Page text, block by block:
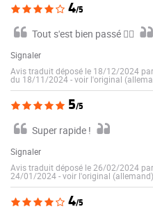
4/5
Tout s'est bien passé 👍🏼
Signaler
Avis traduit déposé le 18/12/2024
du 18/11/2024-voir l'original
5/5
Super rapide !
Signaler
Avis traduit déposé le 26/02/2024
24/01/2024-voir l'original (allemand)
4/5